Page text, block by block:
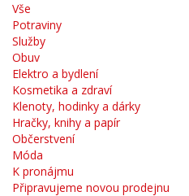
Vše
Potraviny
Služby
Obuv
Elektro a bydlení
Kosmetika a zdraví
Klenoty, hodinky a dárky
Hračky, knihy a papír
Občerstvení
Móda
K pronájmu
Připravujeme novou prodejnu